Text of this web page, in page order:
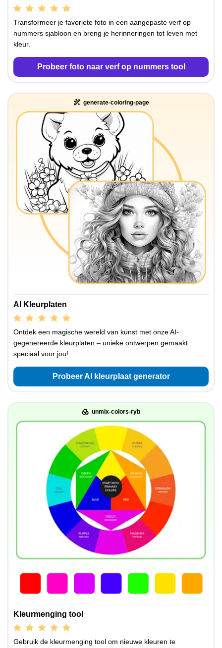
Transformeer je favoriete foto in een aangepaste verf op
nummers sjabloon en breng je herinneringen tot leven met
kleur.
Probeer foto naar verf op nummers tool
generate-coloring-page
AI Kleurplaten
Ontdek een magische wereld van kunst met onze AI-
gegenereerde kleurplaten – unieke ontwerpen gemaakt
speciaal voor jou!
Probeer AI kleurplaat generator
unmix-colors-ryb
Kleurmenging tool
Gebruik de kleurmenging tool om nieuwe kleuren te